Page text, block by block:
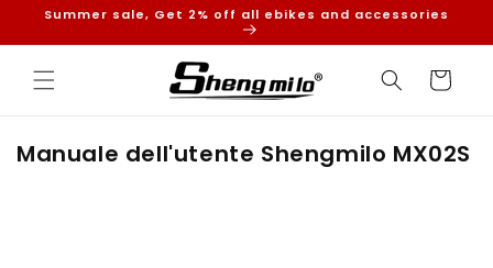
direttamente
ai contenuti
Summer sale, Get 2% off all ebikes and accessories
Carrello
Manuale dell'utente Shengmilo MX02S